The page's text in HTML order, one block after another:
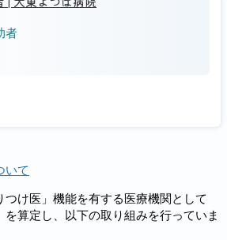
者
いて
つけ医」機能を有する医療機関として
を算定し、以下の取り組みを行っていま